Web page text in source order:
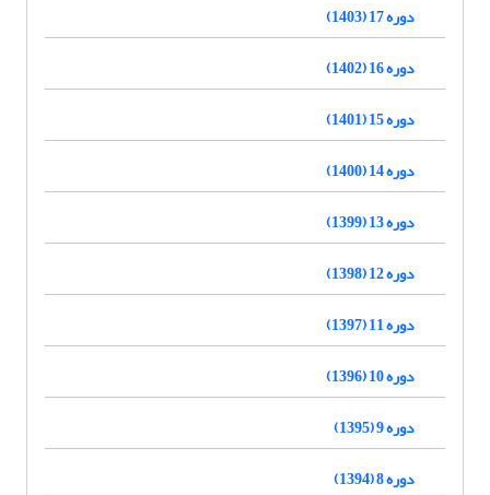
دوره 17 (1403)
دوره 16 (1402)
دوره 15 (1401)
دوره 14 (1400)
دوره 13 (1399)
دوره 12 (1398)
دوره 11 (1397)
دوره 10 (1396)
دوره 9 (1395)
دوره 8 (1394)